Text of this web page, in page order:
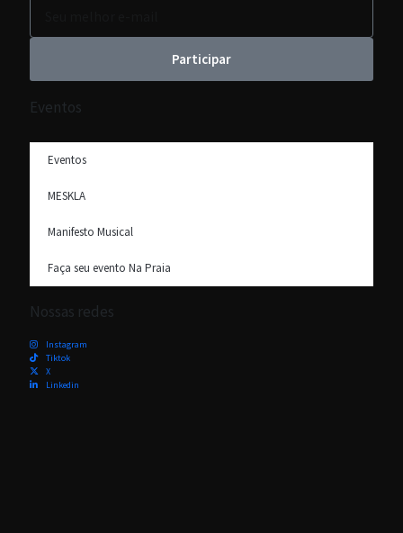
Participar
Eventos
Eventos
MESKLA
Manifesto Musical
Faça seu evento Na Praia
Nossas redes
Instagram
Tiktok
X
Linkedin